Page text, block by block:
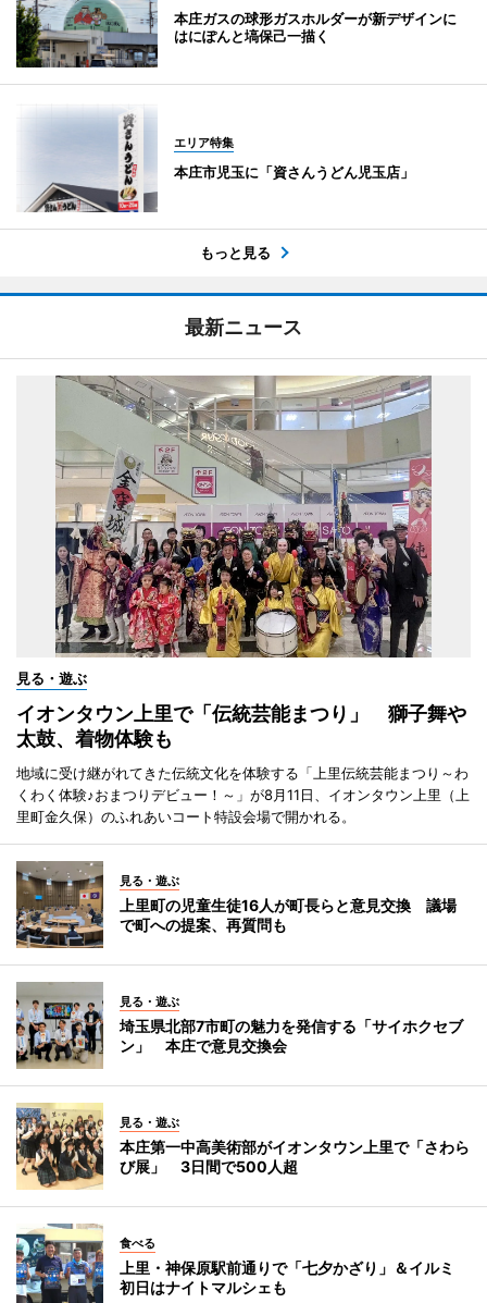
本庄ガスの球形ガスホルダーが新デザインに
はにぽんと塙保己一描く
エリア特集
本庄市児玉に「資さんうどん児玉店」
もっと見る
最新ニュース
見る・遊ぶ
イオンタウン上里で「伝統芸能まつり」 獅子舞や
太鼓、着物体験も
地域に受け継がれてきた伝統文化を体験する「上里伝統芸能まつり～わ
くわく体験♪おまつりデビュー！～」が8月11日、イオンタウン上里（上
里町金久保）のふれあいコート特設会場で開かれる。
見る・遊ぶ
上里町の児童生徒16人が町長らと意見交換 議場
で町への提案、再質問も
見る・遊ぶ
埼玉県北部7市町の魅力を発信する「サイホクセブ
ン」 本庄で意見交換会
見る・遊ぶ
本庄第一中高美術部がイオンタウン上里で「さわら
び展」 3日間で500人超
食べる
上里・神保原駅前通りで「七夕かざり」＆イルミ
初日はナイトマルシェも